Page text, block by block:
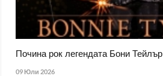
Почина рок легендата Бони Тейлър
09 Юли 2026